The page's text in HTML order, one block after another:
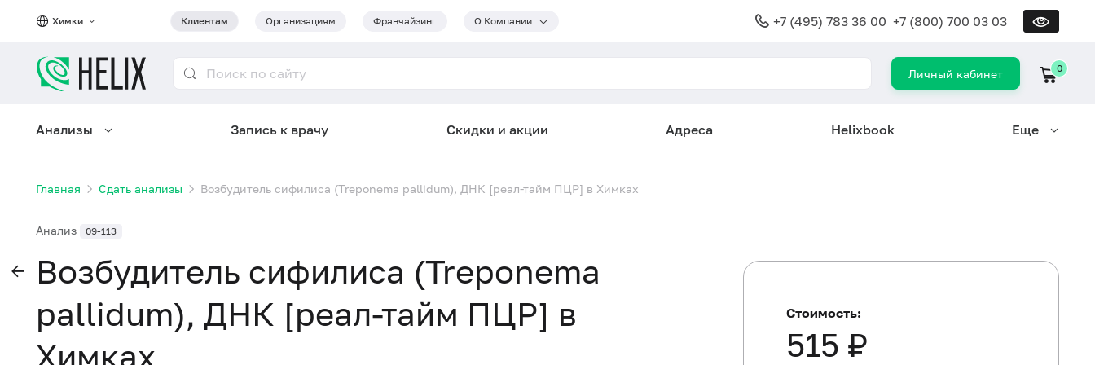
Химки Клиентам Организациям Франчайзинг О Компании +7 (495) 783 36 00 +7 (800) 700 03 03
Личный кабинет 0
Анализы Запись к врачу Скидки и акции Адреса Helixbook Еще
Главная Сдать анализы Возбудитель сифилиса (Treponema pallidum), ДНК [реал-тайм ПЦР] в Химках
Анализ 09-113
Возбудитель сифилиса (Treponema
pallidum), ДНК [реал-тайм ПЦР] в
Химках
Стоимость:
515 ₽